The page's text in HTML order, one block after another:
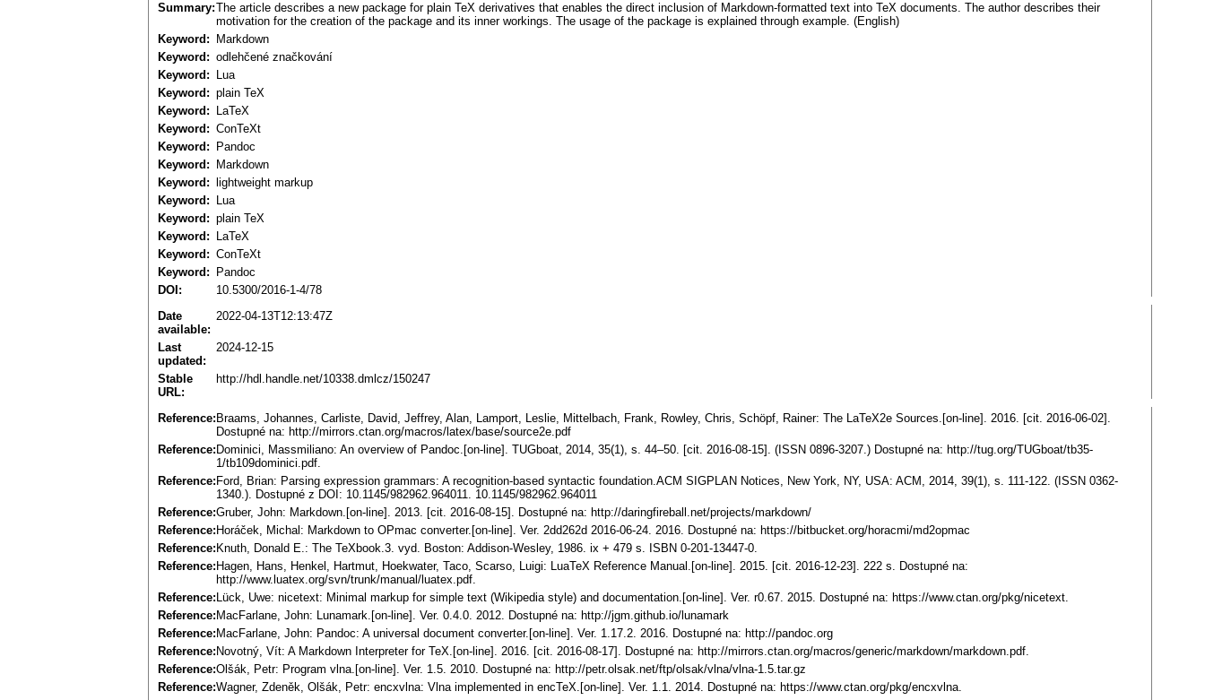
Summary:The article describes a new package for plain TeX derivatives that enables the direct inclusion of Markdown-formatted text into TeX documents. The author describes their
motivation for the creation of the package and its inner workings. The usage of the package is explained through example. (English)
Keyword:
Markdown
Keyword: odlehčené značkování
Keyword:
Lua
Keyword: plain TeX
Keyword:
LaTeX
Keyword: ConTeXt
Keyword:
Pandoc
Keyword:
Markdown
Keyword:
lightweight markup
Keyword:
Lua
Keyword: plain TeX
Keyword:
LaTeX
Keyword: ConTeXt
Keyword:
Pandoc
DOI:
10.5300/2016-1-4/78
Date
available:
2022-04-13T12:13:47Z
Last
updated:
2024-12-15
Stable
URL:
http://hdl.handle.net/10338.dmlcz/150247
Reference: Braams, Johannes, Carliste, David, Jeffrey, Alan, Lamport, Leslie, Mittelbach, Frank, Rowley, Chris, Schöpf, Rainer: The LaTeX2e Sources.[on-line]. 2016. [cit. 2016-06-02].
Dostupné na: http://mirrors.ctan.org/macros/latex/base/source2e.pdf
Reference: Dominici, Massmiliano: An overview of Pandoc.[on-line]. TUGboat, 2014, 35(1), s. 44–50. [cit. 2016-08-15]. (ISSN 0896-3207.) Dostupné na: http://tug.org/TUGboat/tb35-
1/tb109dominici.pdf.
Reference: Ford, Brian: Parsing expression grammars: A recognition-based syntactic foundation.ACM SIGPLAN Notices, New York, NY, USA: ACM, 2014, 39(1), s. 111-122. (ISSN 0362-
1340.). Dostupné z DOI: 10.1145/982962.964011. 10.1145/982962.964011
Reference:Gruber, John: Markdown.[on-line]. 2013. [cit. 2016-08-15]. Dostupné na: http://daringfireball.net/projects/markdown/
Reference: Horáček, Michal: Markdown to OPmac converter.[on-line]. Ver. 2dd262d 2016-06-24. 2016. Dostupné na: https://bitbucket.org/horacmi/md2opmac
Reference: Knuth, Donald E.: The TeXbook.3. vyd. Boston: Addison-Wesley, 1986. ix + 479 s. ISBN 0-201-13447-0.
Reference: Hagen, Hans, Henkel, Hartmut, Hoekwater, Taco, Scarso, Luigi: LuaTeX Reference Manual.[on-line]. 2015. [cit. 2016-12-23]. 222 s. Dostupné na:
http://www.luatex.org/svn/trunk/manual/luatex.pdf.
Reference: Lück, Uwe: nicetext: Minimal markup for simple text (Wikipedia style) and documentation.[on-line]. Ver. r0.67. 2015. Dostupné na: https://www.ctan.org/pkg/nicetext.
Reference: MacFarlane, John: Lunamark.[on-line]. Ver. 0.4.0. 2012. Dostupné na: http://jgm.github.io/lunamark
Reference: MacFarlane, John: Pandoc: A universal document converter.[on-line]. Ver. 1.17.2. 2016. Dostupné na: http://pandoc.org
Reference: Novotný, Vít: A Markdown Interpreter for TeX.[on-line]. 2016. [cit. 2016-08-17]. Dostupné na: http://mirrors.ctan.org/macros/generic/markdown/markdown.pdf.
Reference:Olšák, Petr: Program vlna.[on-line]. Ver. 1.5. 2010. Dostupné na: http://petr.olsak.net/ftp/olsak/vlna/vlna-1.5.tar.gz
Reference:Wagner, Zdeněk, Olšák, Petr: encxvlna: Vlna implemented in encTeX.[on-line]. Ver. 1.1. 2014. Dostupné na: https://www.ctan.org/pkg/encxvlna.